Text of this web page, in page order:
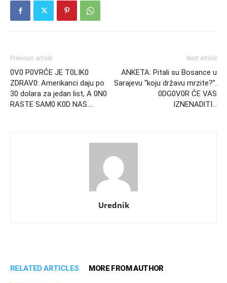
Previous article
0V0 P0VRĆE JE T0LIK0
ZDRAV0: Amerikanci daju po
30 dolara za jedan list, A 0N0
RASTE SAM0 K0D NAS….
Next article
ANKETA: Pitali su Bosance u
Sarajevu “koju državu mrzite?”.
0DG0V0R ĆE VAS
lZNENADlTI…
Urednik
RELATED ARTICLES MORE FROM AUTHOR